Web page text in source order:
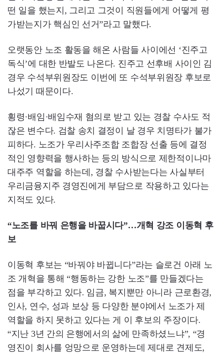
떤 일을 했는지, 그리고 그것이 직원들에게 어떻게 평
가받는지가 핵심인 선거”라고 말했다.
오랫동안 노조 활동을 해온 사람들 사이에선 ‘진주고
독식’에 대한 반발도 나온다. 진주고 선후배 사이인 김
경우 수석부위원장도 이번에 또 수석부위원장 후보로
나섰기 때문이다.
횡령·배임·배임수재 혐의로 받고 있는 경찰 수사도 적
잖은 변수다. 검찰 송치 결정이 날 경우 치명타가 불가
피하다. 노조가 우리사주조합 조합장 선출 등에 결정
적인 영향력을 행사하는 등의 방식으로 제한적이나마
대주주 역할을 하는데, 경찰 수사받는다는 사실부터
우리금융지주 경영진에게 부담으로 작용하고 있다는
지적도 있다.
“노조를 바꿔 은행을 바꿉시다”…개혁 강조 이동혁 후
보
이동혁 후보는 “바꿔야 바뀝니다”라는 슬로건 아래 노
조 개혁을 통해 “행동하는 강한 노조”를 만들겠다는
점을 부각하고 있다. 임금, 복지뿐만 아니라 근로환경,
인사, 연수, 성과 보상 등 다양한 분야에서 노조가 제
역할을 하지 못하고 있다는 게 이 후보의 주장이다.
“지난 3년 간의 은행에서의 삶에 만족하셨느냐”, “경
영진이 회사를 엉망으로 운영하는데 제대로 견제도,